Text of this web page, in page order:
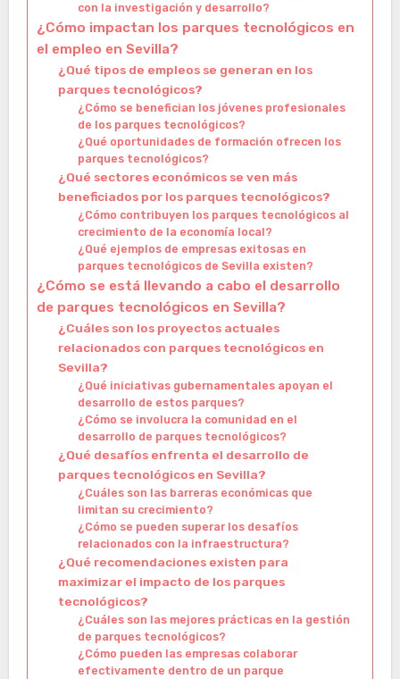
con la investigación y desarrollo?
¿Cómo impactan los parques tecnológicos en
el empleo en Sevilla?
¿Qué tipos de empleos se generan en los
parques tecnológicos?
¿Cómo se benefician los jóvenes profesionales
de los parques tecnológicos?
¿Qué oportunidades de formación ofrecen los
parques tecnológicos?
¿Qué sectores económicos se ven más
beneficiados por los parques tecnológicos?
¿Cómo contribuyen los parques tecnológicos al
crecimiento de la economía local?
¿Qué ejemplos de empresas exitosas en
parques tecnológicos de Sevilla existen?
¿Cómo se está llevando a cabo el desarrollo
de parques tecnológicos en Sevilla?
¿Cuáles son los proyectos actuales
relacionados con parques tecnológicos en
Sevilla?
¿Qué iniciativas gubernamentales apoyan el
desarrollo de estos parques?
¿Cómo se involucra la comunidad en el
desarrollo de parques tecnológicos?
¿Qué desafíos enfrenta el desarrollo de
parques tecnológicos en Sevilla?
¿Cuáles son las barreras económicas que
limitan su crecimiento?
¿Cómo se pueden superar los desafíos
relacionados con la infraestructura?
¿Qué recomendaciones existen para
maximizar el impacto de los parques
tecnológicos?
¿Cuáles son las mejores prácticas en la gestión
de parques tecnológicos?
¿Cómo pueden las empresas colaborar
efectivamente dentro de un parque